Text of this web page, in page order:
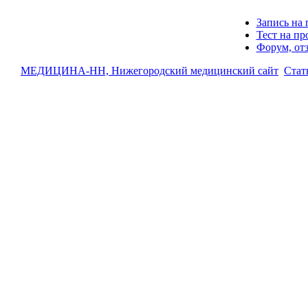
Запись на
Тест на
Форум,
МЕДИЦИНА-НН, Нижегородский медицинский сайт